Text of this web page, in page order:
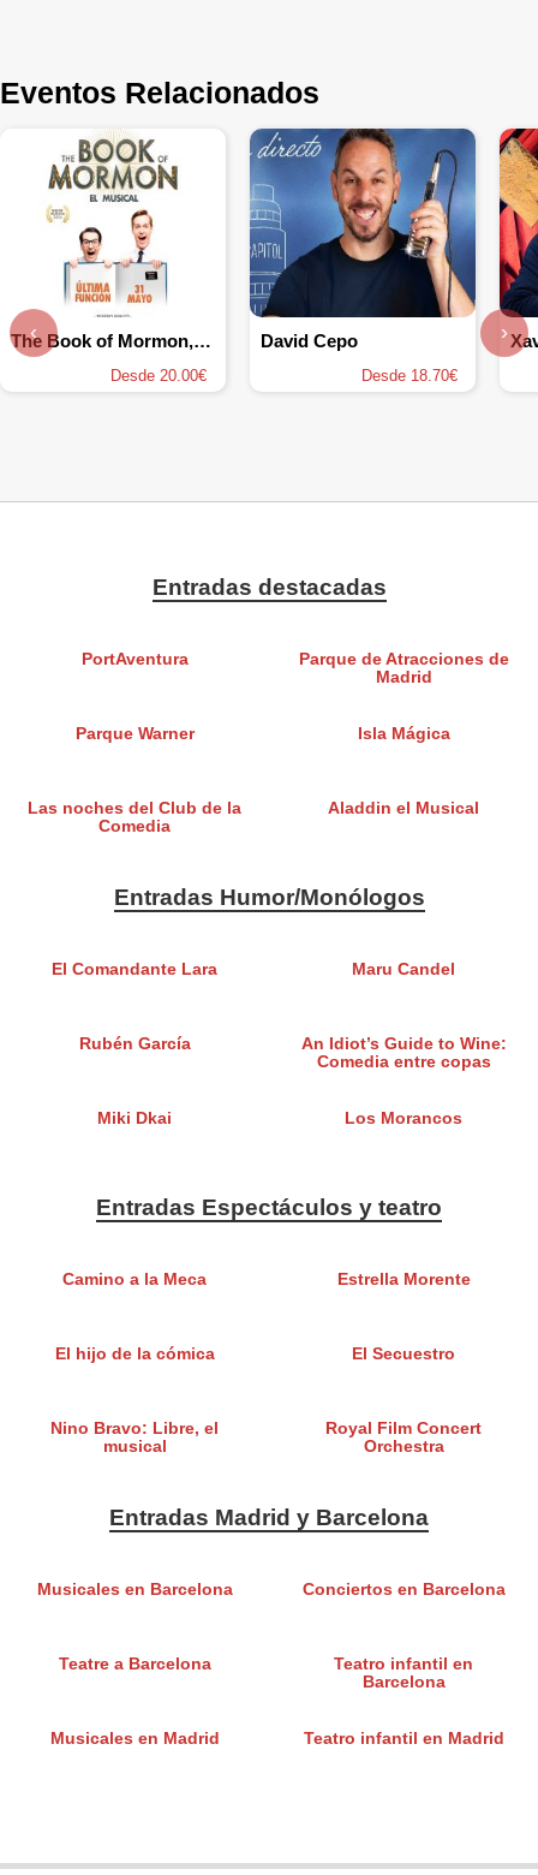
Eventos Relacionados
The Book of Mormon, el musical
Desde 20.00€
David Cepo
Desde 18.70€
‹ ›
Entradas destacadas
PortAventura
Parque de Atracciones de
Madrid
Parque Warner Isla Mágica
Las noches del Club de la
Comedia
Aladdin el Musical
Entradas Humor/Monólogos
El Comandante Lara Maru Candel
Rubén García
An Idiot’s Guide to Wine:
Comedia entre copas
Miki Dkai Los Morancos
Entradas Espectáculos y teatro
Camino a la Meca Estrella Morente
El hijo de la cómica El Secuestro
Nino Bravo: Libre, el
musical
Royal Film Concert
Orchestra
Entradas Madrid y Barcelona
Musicales en Barcelona Conciertos en Barcelona
Teatre a Barcelona
Teatro infantil en
Barcelona
Musicales en Madrid Teatro infantil en Madrid